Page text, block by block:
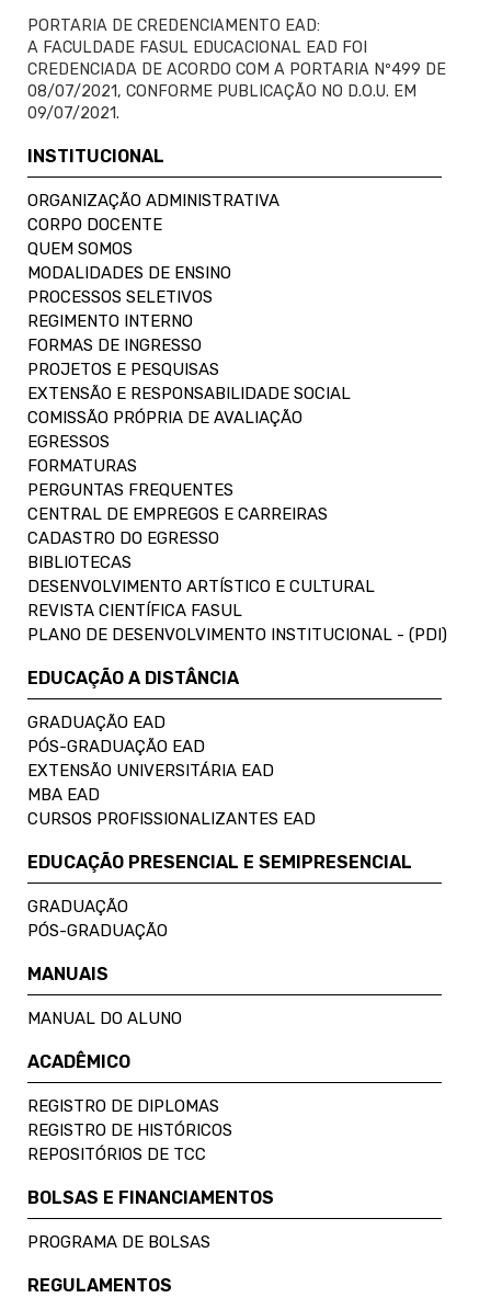
PORTARIA DE CREDENCIAMENTO EAD:
A FACULDADE FASUL EDUCACIONAL EAD FOI
CREDENCIADA DE ACORDO COM A PORTARIA Nº499 DE
08/07/2021, CONFORME PUBLICAÇÃO NO D.O.U. EM
09/07/2021.
INSTITUCIONAL
ORGANIZAÇÃO ADMINISTRATIVA
CORPO DOCENTE
QUEM SOMOS
MODALIDADES DE ENSINO
PROCESSOS SELETIVOS
REGIMENTO INTERNO
FORMAS DE INGRESSO
PROJETOS E PESQUISAS
EXTENSÃO E RESPONSABILIDADE SOCIAL
COMISSÃO PRÓPRIA DE AVALIAÇÃO
EGRESSOS
FORMATURAS
PERGUNTAS FREQUENTES
CENTRAL DE EMPREGOS E CARREIRAS
CADASTRO DO EGRESSO
BIBLIOTECAS
DESENVOLVIMENTO ARTÍSTICO E CULTURAL
REVISTA CIENTÍFICA FASUL
PLANO DE DESENVOLVIMENTO INSTITUCIONAL - (PDI)
EDUCAÇÃO A DISTÂNCIA
GRADUAÇÃO EAD
PÓS-GRADUAÇÃO EAD
EXTENSÃO UNIVERSITÁRIA EAD
MBA EAD
CURSOS PROFISSIONALIZANTES EAD
EDUCAÇÃO PRESENCIAL E SEMIPRESENCIAL
GRADUAÇÃO
PÓS-GRADUAÇÃO
MANUAIS
MANUAL DO ALUNO
ACADÊMICO
REGISTRO DE DIPLOMAS
REGISTRO DE HISTÓRICOS
REPOSITÓRIOS DE TCC
BOLSAS E FINANCIAMENTOS
PROGRAMA DE BOLSAS
REGULAMENTOS